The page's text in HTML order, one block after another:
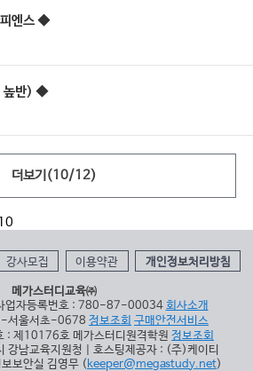
엔스 ◆
높반) ◆
더보기(10/12)
강사모집 이용약관 개인정보처리방침
메가스터디교육㈜
업자등록번호 : 780-87-00034 회사소개
서울서초-0678 정보조회 구매안전서비스
: 제10176호 메가스터디원격학원 정보조회
강남교육지원청 | 호스팅제공자 : (주)케이티
보안실 김영무 (keeper@megastudy.net)